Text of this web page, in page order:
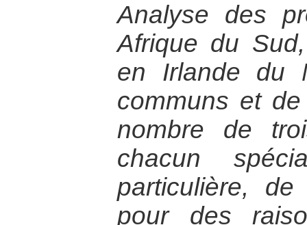
Analyse des
Afrique du
en Irlande du
communs et
nombre de
chacun
particulière,
pour des